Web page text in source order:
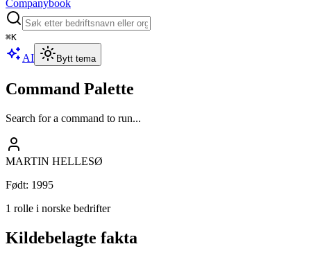
Companybook
⌘K
AI Bytt tema
Command Palette
Search for a command to run...
MARTIN HELLESØ
Født: 1995
1 rolle i norske bedrifter
Kildebelagte fakta